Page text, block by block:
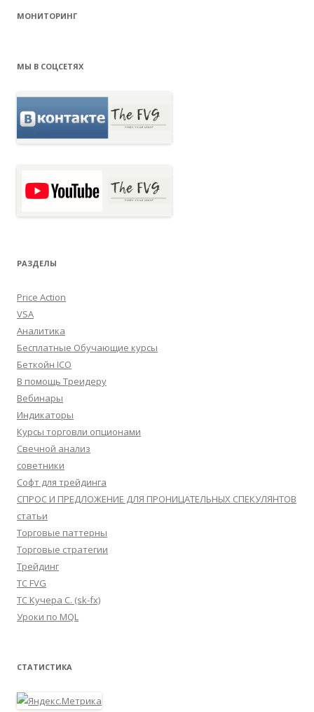
МОНИТОРИНГ
МЫ В СОЦСЕТЯХ
РАЗДЕЛЫ
Price Action
VSA
Аналитика
Бесплатные Обучающие курсы
Беткойн ICO
В помощь Треидеру
Вебинары
Индикаторы
Курсы торговли опционами
Свечной анализ
советники
Софт для трейдинга
СПРОС И ПРЕДЛОЖЕНИЕ ДЛЯ ПРОНИЦАТЕЛЬНЫХ СПЕКУЛЯНТОВ
статьи
Торговые паттерны
Торговые стратегии
Трейдинг
ТС FVG
ТС Кучера С. (sk-fx)
Уроки по MQL
СТАТИСТИКА